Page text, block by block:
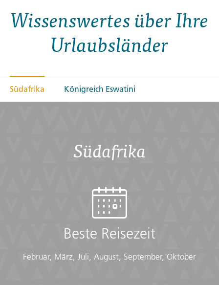
Wissenswertes über Ihre
Urlaubsländer
Südafrika Königreich Eswatini
Südafrika
Beste Reisezeit
Februar, März, Juli, August, September, Oktober